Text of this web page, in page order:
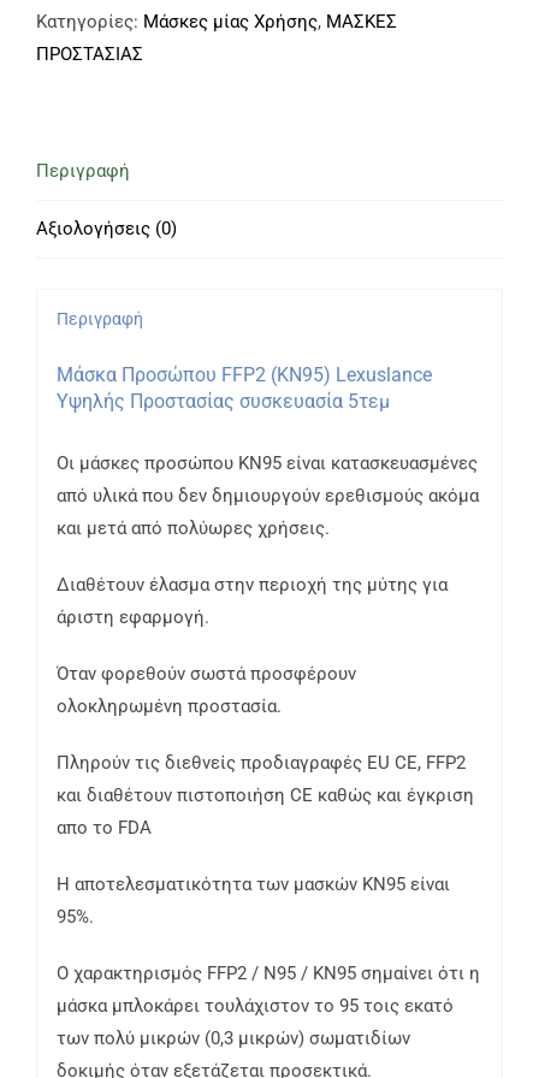
FFP2
(KN95)
των
τεμαχίων.
Κατηγορίες: Μάσκες μίας Χρήσης, ΜΑΣΚΕΣ
ΠΡΟΣΤΑΣΙΑΣ
Περιγραφή
Αξιολογήσεις (0)
Περιγραφή
Μάσκα Προσώπου FFP2 (KN95) Lexuslance
Υψηλής Προστασίας συσκευασία 5τεμ
Οι μάσκες προσώπου ΚΝ95 είναι κατασκευασμένες
από υλικά που δεν δημιουργούν ερεθισμούς ακόμα
και μετά από πολύωρες χρήσεις.
Διαθέτουν έλασμα στην περιοχή της μύτης για
άριστη εφαρμογή.
Όταν φορεθούν σωστά προσφέρουν
ολοκληρωμένη προστασία.
Πληρούν τις διεθνείς προδιαγραφές EU CE, FFP2
και διαθέτουν πιστοποιήση CE καθώς και έγκριση
απο το FDA
Η αποτελεσματικότητα των μασκών ΚΝ95 είναι
95%.
Ο χαρακτηρισμός FFP2 / N95 / KN95 σημαίνει ότι η
μάσκα μπλοκάρει τουλάχιστον το 95 τοις εκατό
των πολύ μικρών (0,3 μικρών) σωματιδίων
δοκιμής όταν εξετάζεται προσεκτικά.